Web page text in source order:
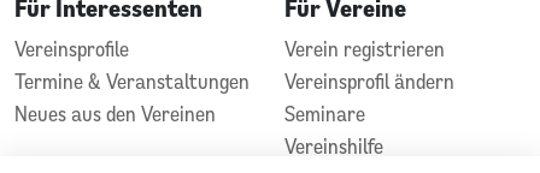
Für Interessenten
Vereinsprofile
Termine & Veranstaltungen
Neues aus den Vereinen
Für Vereine
Verein registrieren
Vereinsprofil ändern
Seminare
Vereinshilfe